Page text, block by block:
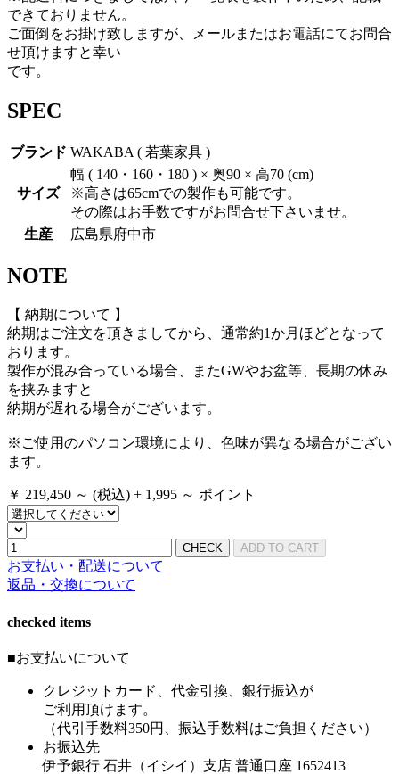
できておりません。
ご面倒をお掛け致しますが、メールまたはお電話にてお問合
せ頂けますと幸い
です。
SPEC
ブランド WAKABA ( 若葉家具 )
サイズ
幅 ( 140・160・180 ) × 奥90 × 高70 (cm)
※高さは65cmでの製作も可能です。
その際はお手数ですがお問合せ下さいませ。
生産
広島県府中市
NOTE
【 納期について 】
納期はご注文を頂きましてから、 通常約1か月ほどとなって
おります。
製作が混み合っている場合、またGWやお盆等、長期の休み
を挟みますと
納期が遅れる場合がございます。
※ご使用のパソコン環境により、色味が異なる場合がござい
ます。
￥ 219,450 ～ (税込) + 1,995 ～ ポイント
CHECK ADD TO CART
お支払い・配送について
返品・交換について
checked items
■お支払いについて
クレジットカード、代金引換、銀行振込が
ご利用頂けます。
（代引手数料350円、振込手数料はご負担ください）
お振込先
伊予銀行 石井（イシイ）支店 普通口座 1652413